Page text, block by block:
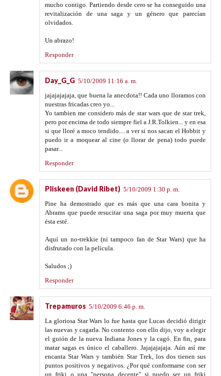
mucho contigo. Partiendo desde cero se ha conseguido una
revitalización de una saga y un género que parecían
olvidados.
Un abrazo!
Responder
Day_G_G 5/10/2009 11:16 a. m.
jajajajajaja, que buena la anecdota!! Cada uno lloramos con
nuestras fricadas creo yo...
Yo tambien me considero más de star wars que de star trek,
pero por encima de todo siempre fiel a J.R.Tolkien... y en esa
si que lloré a moco tendido.... a ver si nos sacan el Hobbit y
puedo ir a moquear al cine (o llorar de pena) todo puede
pasar...
Responder
Pliskeen (David Ribet) 5/10/2009 1:30 p. m.
Pine ha demostrado que es más que una cara bonita y
Abrams que puede resucitar una saga por muy muerta que
ésta esté.
Aquí un no-trekkie (ni tampoco fan de Star Wars) que ha
disfrutado con la película.
Saludos ;)
Responder
Trepamuros 5/10/2009 6:46 p. m.
La gloriosa Star Wars lo fue hasta que Lucas decidió dirigir
las nuevas y cagarla. No contento con ello dijo, voy a elegir
el guión de la nueva Indiana Jones y la cagó. En fin, para
matar sagas es único el caballero. Jajajajajaja. Aún así me
encanta Star Wars y también Star Trek, los dos tienen sus
puntos positivos y negativos. ¿Por qué conformarse con ser
un friki o una "persona decente" si puedo ser un friki